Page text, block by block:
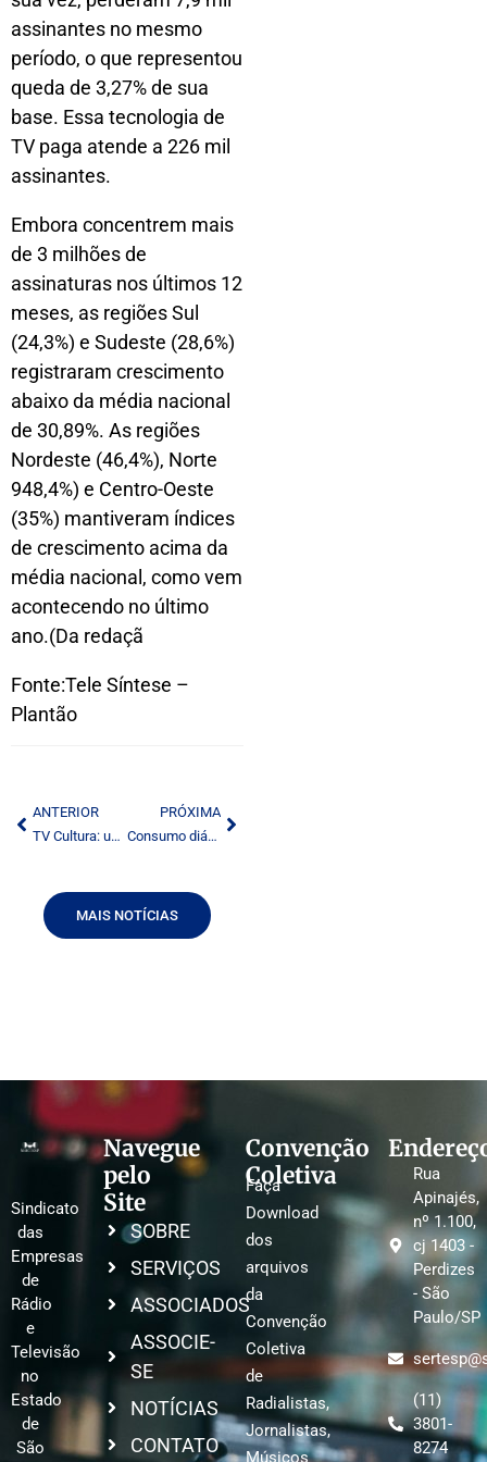
assinantes no mesmo
período, o que representou
queda de 3,27% de sua
base. Essa tecnologia de
TV paga atende a 226 mil
assinantes.
Embora concentrem mais
de 3 milhões de
assinaturas nos últimos 12
meses, as regiões Sul
(24,3%) e Sudeste (28,6%)
registraram crescimento
abaixo da média nacional
de 30,89%. As regiões
Nordeste (46,4%), Norte
948,4%) e Centro-Oeste
(35%) mantiveram índices
de crescimento acima da
média nacional, como vem
acontecendo no último
ano.(Da redaçã
Fonte:Tele Síntese –
Plantão
ANTERIOR
TV Cultura: uma nova privataria em curso
PRÓXIMA
Consumo diário de TV no mundo cresce 20 minutos em dez anos
MAIS NOTÍCIAS
Sindicato
das
Empresas
de
Rádio
e
Televisão
no
Estado
de
São
Navegue
pelo
Site
SOBRE
SERVIÇOS
ASSOCIADOS
ASSOCIE-
SE
NOTÍCIAS
CONTATO
Convenção
Coletiva
Faça
Download
dos
arquivos
da
Convenção
Coletiva
de
Radialistas,
Jornalistas,
Músicos
Rua
Apinajés,
nº 1.100,
cj 1403 -
Perdizes
- São
Paulo/SP
(11)
3801-
8274